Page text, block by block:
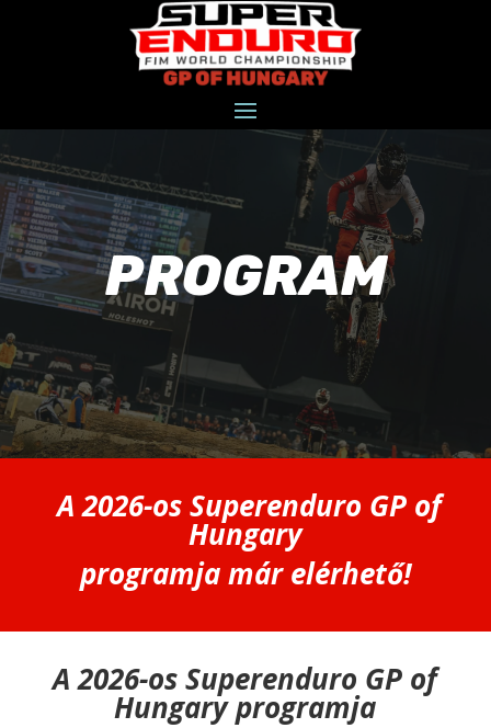
PROGRAM
A 2026-os Superenduro GPof
Hungary
programja már elérhető!
A 2026-os Superenduro GP of
Hungary programja